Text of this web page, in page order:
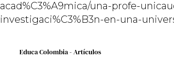
acad%C3%A9mica/una-profe-
investigaci%C3%B3n-en-una-
Educa Colombia - Artículos